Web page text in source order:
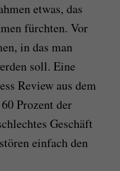
etwas, das
fürchten. Vor
in das man
soll. Eine
Review aus dem
Prozent der
Geschäft
einfach den